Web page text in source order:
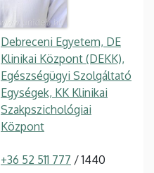
Debreceni Egyetem, DE
Klinikai Központ (DEKK),
Egészségügyi Szolgáltató
Egységek, KK Klinikai
Szakpszichológiai
Központ
+36 52 511 777 / 1440